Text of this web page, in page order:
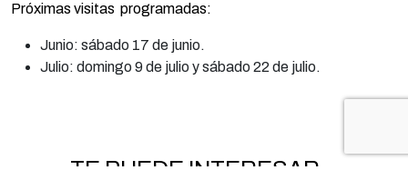
Próximas visitas programadas:
Junio: sábado 17 de junio.
Julio: domingo 9 de julio y sábado 22 de julio.
TE PUEDE INTERESAR...